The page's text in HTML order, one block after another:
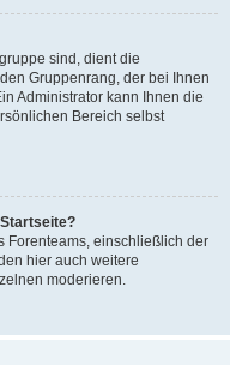
sind, dient die
Gruppenrang, der bei Ihnen
Administrator kann Ihnen die
Bereich selbst
Forenteams, einschließlich der
hier auch weitere
moderieren.